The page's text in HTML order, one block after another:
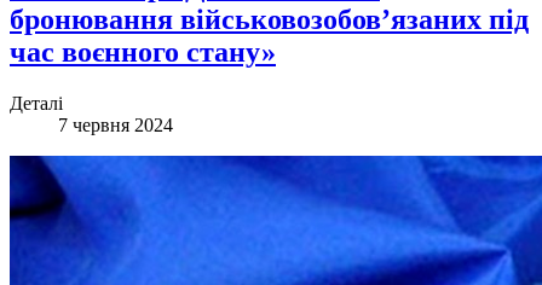
бронювання військовозобов’язаних під
час воєнного стану»
Деталі
7 червня 2024